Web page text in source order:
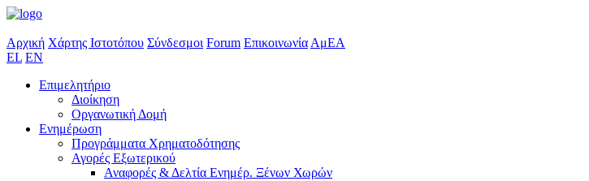
Αρχική Χάρτης Ιστοτόπου Σύνδεσμοι Forum Επικοινωνία ΑμΕΑ
EL EN
Επιμελητήριο
Διοίκηση
Οργανωτική Δομή
Ενημέρωση
Προγράμματα Χρηματοδότησης
Αγορές Εξωτερικού
Αναφορές & Δελτία Ενημέρ. Ξένων Χωρών